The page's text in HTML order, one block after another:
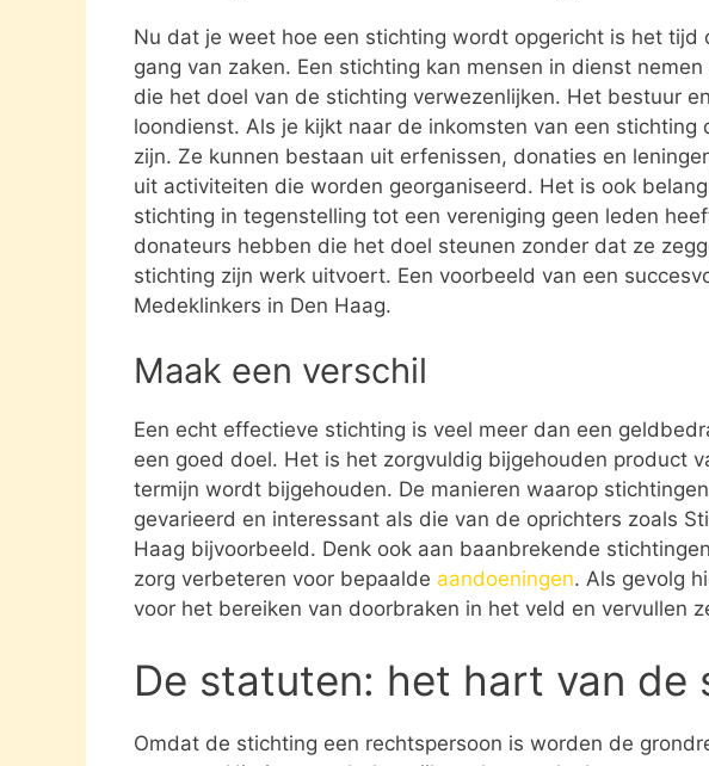
Nu dat je weet hoe een stichting wordt opgericht is het tijd
gang van zaken. Een stichting kan mensen in dienst
die het doel van de stichting verwezenlijken. Het bestuur
loondienst. Als je kijkt naar de inkomsten van een stichting
zijn. Ze kunnen bestaan uit erfenissen, donaties en
uit activiteiten die worden georganiseerd. Het is ook
stichting in tegenstelling tot een vereniging geen leden
donateurs hebben die het doel steunen zonder dat ze
stichting zijn werk uitvoert. Een voorbeeld van een
Medeklinkers in Den Haag.
Maak een verschil
Een echt effectieve stichting is veel meer dan een
een goed doel. Het is het zorgvuldig bijgehouden product
termijn wordt bijgehouden. De manieren waarop
gevarieerd en interessant als die van de oprichters zoals
Haag bijvoorbeeld. Denk ook aan baanbrekende
zorg verbeteren voor bepaalde aandoeningen. Als gevolg
voor het bereiken van doorbraken in het veld en vervullen
De statuten: het hart van de
Omdat de stichting een rechtspersoon is worden de